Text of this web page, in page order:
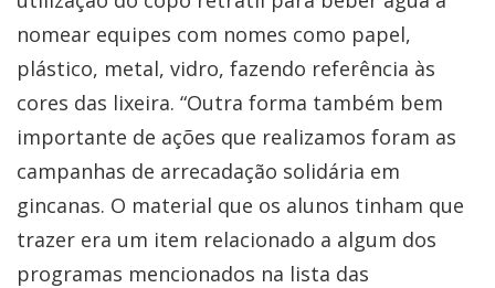
nomear equipes com nomes como papel,
plástico, metal, vidro, fazendo referência às
cores das lixeira. “Outra forma também bem
importante de ações que realizamos foram as
campanhas de arrecadação solidária em
gincanas. O material que os alunos tinham que
trazer era um item relacionado a algum dos
programas mencionados na lista das